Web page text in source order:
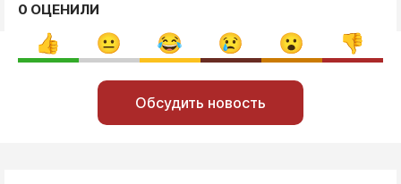
0 ОЦЕНИЛИ
Обсудить новость